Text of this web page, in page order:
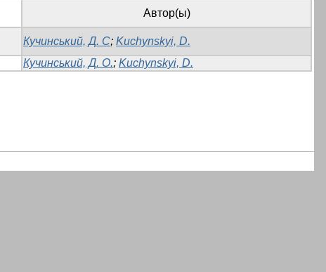
Автор(ы)
Кучинський, Д. С; Kuchynskyi, D.
Кучинський, Д. О.; Kuchynskyi, D.